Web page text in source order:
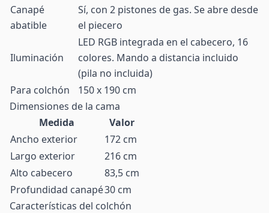
Canapé
abatible
Sí, con 2 pistones de gas. Se abre desde
el piecero
Iluminación
LED RGB integrada en el cabecero, 16
colores. Mando a distancia incluido
(pila no incluida)
Para colchón
150 x 190 cm
Dimensiones de la cama
Medida
Valor
Ancho exterior
172 cm
Largo exterior
216 cm
Alto cabecero
83,5 cm
Profundidad canapé30 cm
Características del colchón